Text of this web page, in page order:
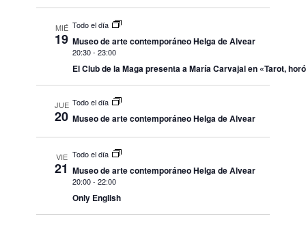
MIÉ
19
Todo el día
Museo de arte contemporáneo Helga de Alvear
20:30-23:00
El Club de la Maga presenta a María Carvajal en «Tarot,
JUE
20
Todo el día
Museo de arte contemporáneo Helga de Alvear
VIE
21
Todo el día
Museo de arte contemporáneo Helga de Alvear
20:00-22:00
Only English